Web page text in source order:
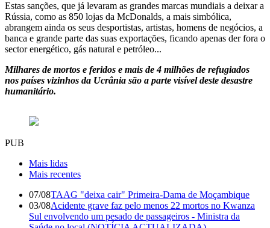
Estas sanções, que já levaram as grandes marcas mundiais a deixar a
Rússia, como as 850 lojas da McDonalds, a mais simbólica,
abrangem ainda os seus desportistas, artistas, homens de negócios, a
banca e grande parte das suas exportações, ficando apenas der fora o
sector energético, gás natural e petróleo...
Milhares de mortos e feridos e mais de 4 milhões de refugiados
nos países vizinhos da Ucrânia são a parte visível deste desastre
humanitário.
PUB
Mais lidas
Mais recentes
07/08TAAG "deixa cair" Primeira-Dama de Moçambique
03/08Acidente grave faz pelo menos 22 mortos no Kwanza
Sul envolvendo um pesado de passageiros - Ministra da